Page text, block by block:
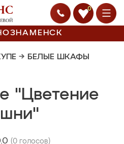
0
→ БЕЛЫЕ ШКАФЫ
"Цветение
(0 голосов)